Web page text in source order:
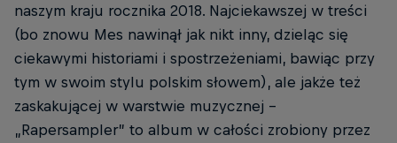
naszym kraju rocznika 2018. Najciekawszej w treści
(bo znowu Mes nawinął jak nikt inny, dzieląc się
ciekawymi historiami i spostrzeżeniami, bawiąc przy
tym w swoim stylu polskim słowem), ale jakże też
zaskakującej w warstwie muzycznej –
„Rapersampler” to album w całości zrobiony przez